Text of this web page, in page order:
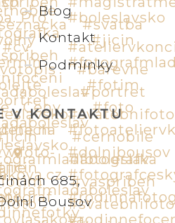
Blog
Kontakt
Podmínky
V KONTAKTU
685,
Bousov